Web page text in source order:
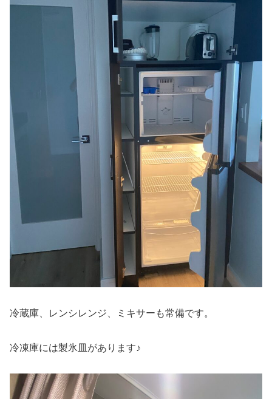
冷蔵庫、レンシレンジ、ミキサーも常備です。
冷凍庫には製氷皿があります♪